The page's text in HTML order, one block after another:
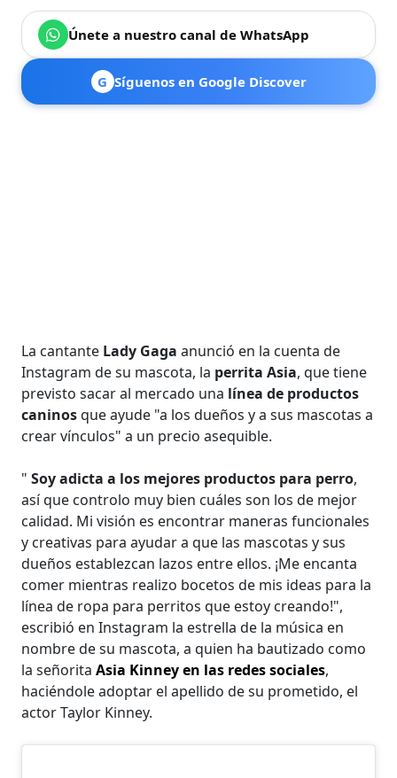
Únete a nuestro canal de WhatsApp
G Síguenos en Google Discover
La cantante Lady Gaga anunció en la cuenta de
Instagram de su mascota, la perrita Asia, que tiene
previsto sacar al mercado una línea de productos
caninosque ayude "a los dueños y a sus mascotas a
crear vínculos" a un precio asequible.
"Soy adicta a los mejores productos para perro,
así que controlo muy bien cuáles son los de mejor
calidad. Mi visión es encontrar maneras funcionales
y creativas para ayudar a que las mascotas y sus
dueños establezcan lazos entre ellos. ¡Me encanta
comer mientras realizo bocetos de mis ideas para la
línea de ropa para perritos que estoy creando!",
escribió en Instagram la estrella de la música en
nombre de su mascota, a quien ha bautizado como
la señoritaAsia Kinney en las redes sociales,
haciéndole adoptar el apellido de su prometido, el
actor Taylor Kinney.